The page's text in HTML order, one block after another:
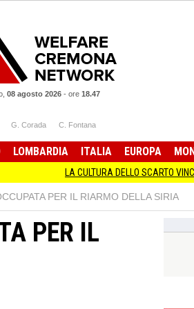
08 agosto 2026- ore 18.47
G. Corada C. Fontana
LOMBARDIA ITALIA EUROPA
LA CULTURA DELLO SCARTO VINCENZO
PER IL RIARMO DELLA SIRIA
PER IL